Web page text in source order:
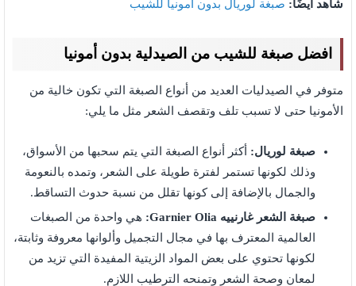
شاهد أيضًا: صبغة لوريال بدون امونيا للشيب
افضل صبغة للشيب من الصيدلية بدون أمونيا
متوفر في الصيدليات العديد من أنواع الصبغة التي تكون خالية من
الأمونيا حتى لا تسبب تلف وتقصف الشعر مثل ما يلي:
صبغة لوريال: أكثر أنواع الصبغة التي يتم سحبها من الأسواق،
وذلك لكونها تستمر لفترة طويلة على الشعر، وتمده بالنعومة
والجمال بالإضافة إلى كونها تقلل من نسبة حدوث التساقط.
صبغة الشعر غارنييه Garnier Olia:
هي واحدة من الصبغات
العالمية المعترف بها في مجال التجميل وألوانها معروفة وثابتة،
لكونها تحتوي على بعض المواد الزيتية المفيدة التي تزيد من
لمعان وصحة الشعر وتمنحه الترطيب اللازم.